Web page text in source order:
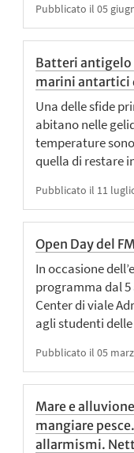
Pubblicato il 05
Batteri
marini antartici
Una delle sfide
abitano nelle
temperature
quella di restare
Pubblicato il 11
Open Day del
In occasione
programma dal 5
Center di viale
agli studenti
Pubblicato il 05
Mare e
mangiare
allarmismi.